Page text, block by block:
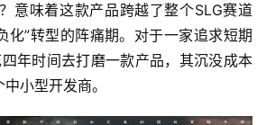
意味着这款产品跨越了整个SLG赛道
化”转型的阵痛期。对于一家追求短期
年时间去打磨一款产品，其沉没成本
小型开发商。